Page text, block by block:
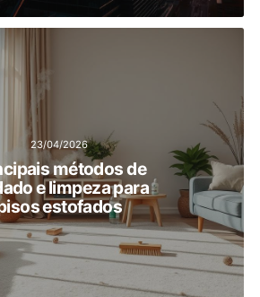
23/04/2026
métodos de
e limpeza para
estofados